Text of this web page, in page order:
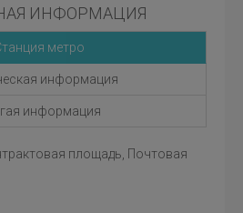
ИНФОРМАЦИЯ
метро
информация
информация
площадь, Почтовая